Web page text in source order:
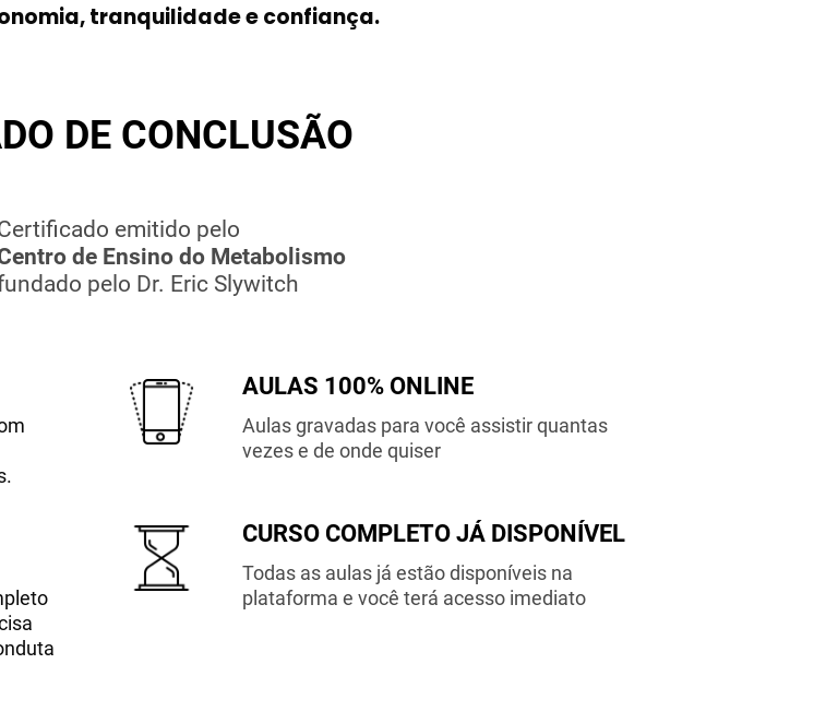
tranquilidade e confiança.
DE CONCLUSÃO
emitido pelo
de Ensino do Metabolismo
pelo Dr. Eric Slywitch
AULAS 100% ONLINE
Aulas gravadas para você assistir quantas
vezes e de onde quiser
CURSO COMPLETO JÁ DISPONÍVEL
Todas as aulas já estão disponíveis na
plataforma e você terá acesso imediato